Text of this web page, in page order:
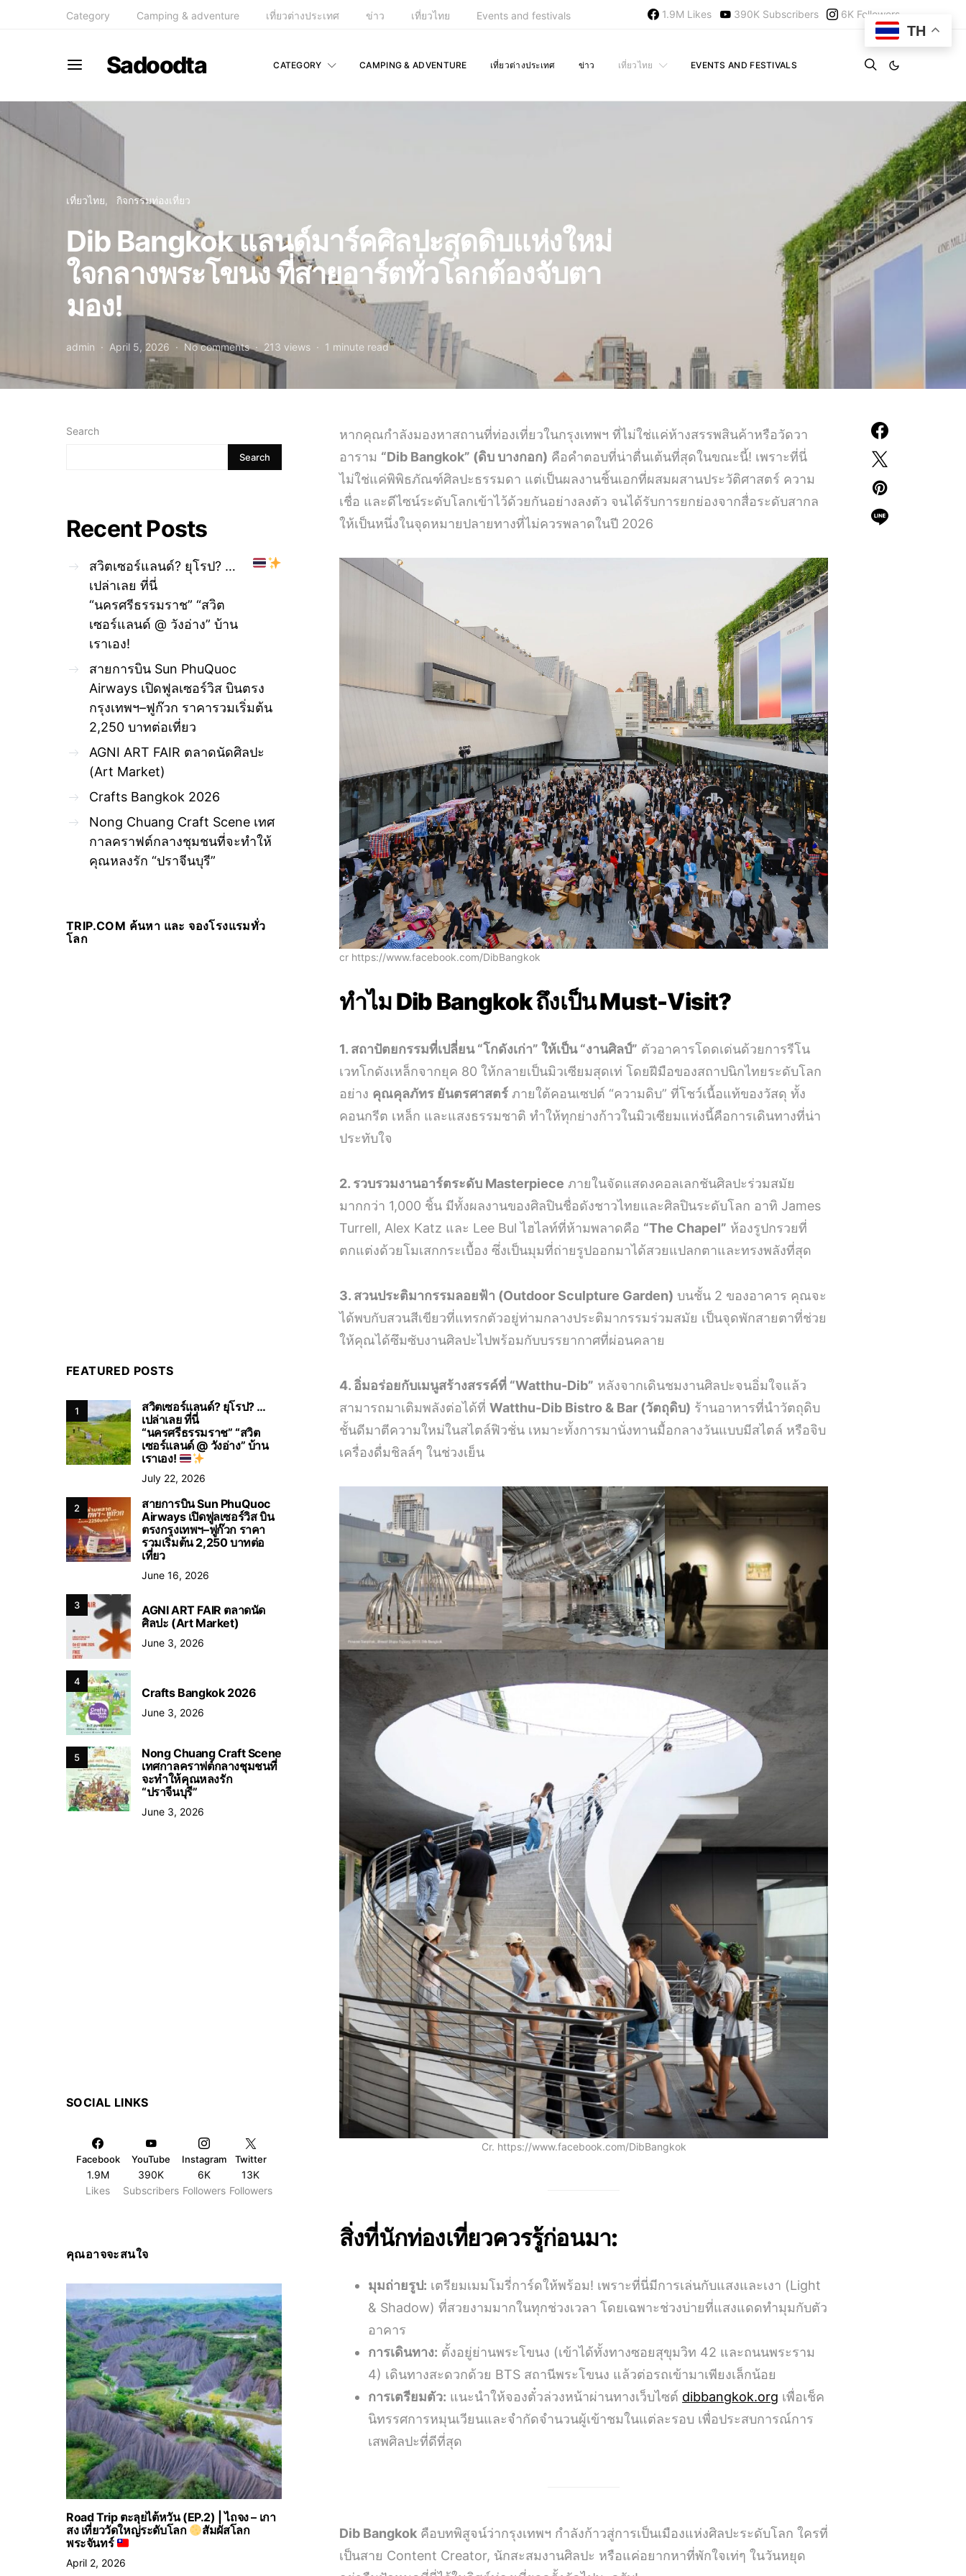
Category Camping & adventure เที่ยวต่างประเทศ ข่าว เที่ยวไทย Events and festivals 1.9M Likes 390K Subscribers 6K Followers
Sadoodta CATEGORY CAMPING & ADVENTURE เที่ยวต่างประเทศ ข่าว เที่ยวไทย EVENTS AND FESTIVALS
เที่ยวไทย กิจกรรมท่องเที่ยว
Dib Bangkok แลนด์มาร์คศิลปะสุดดิบแห่งใหม่
ใจกลางพระโขนง ที่สายอาร์ตทั่วโลกต้องจับตา
มอง!
admin April 5, 2026 No comments 213 views 1 minute read
หากคุณกำลังมองหาสถานที่ท่องเที่ยวในกรุงเทพฯ ที่ไม่ใช่แค่ห้างสรรพสินค้าหรือวัดวา
อาราม “Dib Bangkok” (ดิบ บางกอก) คือคำตอบที่น่าตื่นเต้นที่สุดในขณะนี้! เพราะที่นี่
ไม่ใช่แค่พิพิธภัณฑ์ศิลปะธรรมดา แต่เป็นผลงานชิ้นเอกที่ผสมผสานประวัติศาสตร์ ความ
เชื่อ และดีไซน์ระดับโลกเข้าไว้ด้วยกันอย่างลงตัว จนได้รับการยกย่องจากสื่อระดับสากล
ให้เป็นหนึ่งในจุดหมายปลายทางที่ไม่ควรพลาดในปี 2026
cr https://www.facebook.com/DibBangkok
ทำไม Dib Bangkok ถึงเป็น Must-Visit?
1. สถาปัตยกรรมที่เปลี่ยน “โกดังเก่า” ให้เป็น “งานศิลป์” ตัวอาคารโดดเด่นด้วยการรีโน
เวทโกดังเหล็กจากยุค 80 ให้กลายเป็นมิวเซียมสุดเท่ โดยฝีมือของสถาปนิกไทยระดับโลก
อย่าง คุณคุลภัทร ยันตรศาสตร์ ภายใต้คอนเซปต์ “ความดิบ” ที่โชว์เนื้อแท้ของวัสดุ ทั้ง
คอนกรีต เหล็ก และแสงธรรมชาติ ทำให้ทุกย่างก้าวในมิวเซียมแห่งนี้คือการเดินทางที่น่า
ประทับใจ
2. รวบรวมงานอาร์ตระดับ Masterpiece ภายในจัดแสดงคอลเลกชันศิลปะร่วมสมัย
มากกว่า 1,000 ชิ้น มีทั้งผลงานของศิลปินชื่อดังชาวไทยและศิลปินระดับโลก อาทิ James
Turrell, Alex Katz และ Lee Bul ไฮไลท์ที่ห้ามพลาดคือ “The Chapel” ห้องรูปกรวยที่
ตกแต่งด้วยโมเสกกระเบื้อง ซึ่งเป็นมุมที่ถ่ายรูปออกมาได้สวยแปลกตาและทรงพลังที่สุด
3. สวนประติมากรรมลอยฟ้า (Outdoor Sculpture Garden) บนชั้น 2 ของอาคาร คุณจะ
ได้พบกับสวนสีเขียวที่แทรกตัวอยู่ท่ามกลางประติมากรรมร่วมสมัย เป็นจุดพักสายตาที่ช่วย
ให้คุณได้ซึมซับงานศิลปะไปพร้อมกับบรรยากาศที่ผ่อนคลาย
4. อิ่มอร่อยกับเมนูสร้างสรรค์ที่ “Watthu-Dib” หลังจากเดินชมงานศิลปะจนอิ่มใจแล้ว
สามารถมาเติมพลังต่อได้ที่ Watthu-Dib Bistro & Bar (วัตถุดิบ) ร้านอาหารที่นำวัตถุดิบ
ชั้นดีมาตีความใหม่ในสไตล์ฟิวชั่น เหมาะทั้งการมานั่งทานมื้อกลางวันแบบมีสไตล์ หรือจิบ
เครื่องดื่มชิลล์ๆ ในช่วงเย็น
Cr. https://www.facebook.com/DibBangkok
สิ่งที่นักท่องเที่ยวควรรู้ก่อนมา:
มุมถ่ายรูป: เตรียมเมมโมรี่การ์ดให้พร้อม! เพราะที่นี่มีการเล่นกับแสงและเงา (Light
& Shadow) ที่สวยงามมากในทุกช่วงเวลา โดยเฉพาะช่วงบ่ายที่แสงแดดทำมุมกับตัว
อาคาร
การเดินทาง: ตั้งอยู่ย่านพระโขนง (เข้าได้ทั้งทางซอยสุขุมวิท 42 และถนนพระราม
4) เดินทางสะดวกด้วย BTS สถานีพระโขนง แล้วต่อรถเข้ามาเพียงเล็กน้อย
การเตรียมตัว: แนะนำให้จองตั๋วล่วงหน้าผ่านทางเว็บไซต์ dibbangkok.org เพื่อเช็ค
นิทรรศการหมุนเวียนและจำกัดจำนวนผู้เข้าชมในแต่ละรอบ เพื่อประสบการณ์การ
เสพศิลปะที่ดีที่สุด
Dib Bangkok คือบทพิสูจน์ว่ากรุงเทพฯ กำลังก้าวสู่การเป็นเมืองแห่งศิลปะระดับโลก ใครที่
เป็นสาย Content Creator, นักสะสมงานศิลปะ หรือแค่อยากหาที่พักใจเท่ๆ ในวันหยุด
Search
Search
Recent Posts
สวิตเซอร์แลนด์? ยุโรป? …
เปล่าเลย ที่นี่
“นครศรีธรรมราช” “สวิต
เซอร์แลนด์ @ วังอ่าง” บ้าน
เราเอง!
สายการบิน Sun PhuQuoc
Airways เปิดฟูลเซอร์วิส บินตรง
กรุงเทพฯ–ฟูก๊วก ราคารวมเริ่มต้น
2,250 บาทต่อเที่ยว
AGNI ART FAIR ตลาดนัดศิลปะ
(Art Market)
Crafts Bangkok 2026
Nong Chuang Craft Scene เทศ
กาลคราฟต์กลางชุมชนที่จะทำให้
คุณหลงรัก “ปราจีนบุรี”
TRIP.COM ค้นหา และ จองโรงแรมทั่ว
โลก
FEATURED POSTS
1
สวิตเซอร์แลนด์? ยุโรป? …
เปล่าเลย ที่นี่
“นครศรีธรรมราช” “สวิต
เซอร์แลนด์ @ วังอ่าง” บ้าน
เราเอง!
July 22, 2026
2
สายการบิน Sun PhuQuoc
Airways เปิดฟูลเซอร์วิส บิน
ตรงกรุงเทพฯ–ฟูก๊วก ราคา
รวมเริ่มต้น 2,250 บาทต่อ
เที่ยว
June 16, 2026
3
AGNI ART FAIR ตลาดนัด
ศิลปะ (Art Market)
June 3, 2026
4
Crafts Bangkok 2026
June 3, 2026
5
Nong Chuang Craft Scene
เทศกาลคราฟต์กลางชุมชนที่
จะทำให้คุณหลงรัก
“ปราจีนบุรี”
June 3, 2026
SOCIAL LINKS
Facebook
1.9M
Likes
YouTube
390K
Subscribers
Instagram
6K
Followers
Twitter
13K
Followers
คุณอาจจะสนใจ
Road Trip ตะลุยไต้หวัน (EP.2) | ไถจง – เกา
สง เที่ยววัดใหญ่ระดับโลก
สัมผัสโลก
พระจันทร์
April 2, 2026
TH